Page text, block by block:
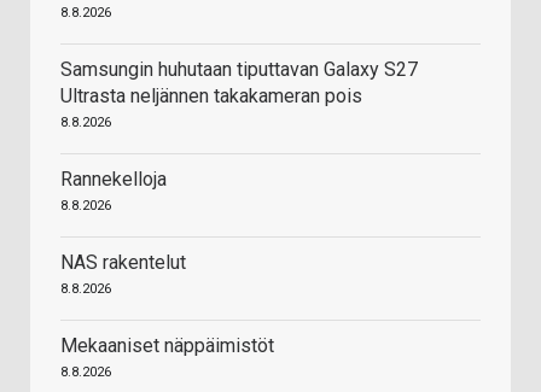
8.8.2026
Samsungin huhutaan tiputtavan Galaxy S27
Ultrasta neljännen takakameran pois
8.8.2026
Rannekelloja
8.8.2026
NAS rakentelut
8.8.2026
Mekaaniset näppäimistöt
8.8.2026